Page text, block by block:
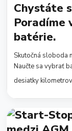
Chystáte
Poradíme
batérie.
Skutočná sloboda
Naučte sa vybrať
desiatky